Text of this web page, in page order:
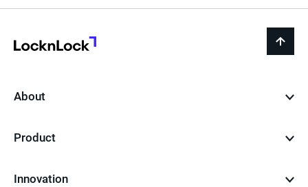
이
back
About
Product
Innovation